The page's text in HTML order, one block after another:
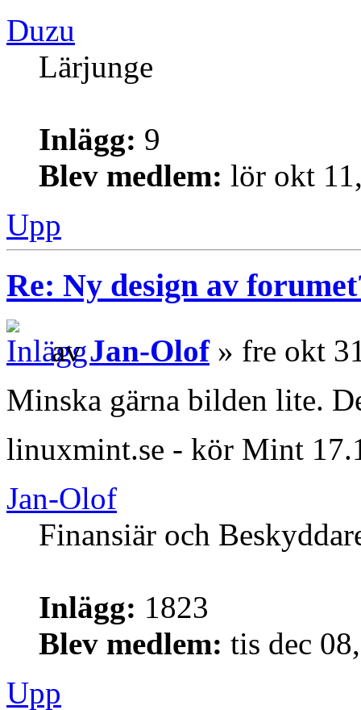
Duzu
Lärjunge
Inlägg: 9
Blev medlem: lör okt
Upp
Re: Ny design av
avJan-Olof» fre okt
Minska gärna bilden lite.
linuxmint.se - kör Mint
Jan-Olof
Finansiär och
Inlägg: 1823
Blev medlem: tis dec
Upp